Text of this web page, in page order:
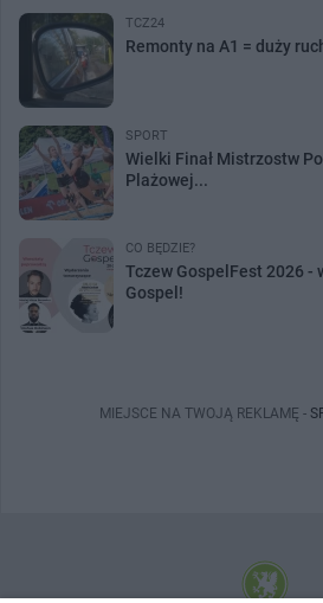
TCZ24
Remonty na A1 = duży
SPORT
Wielki Finał Mistrzostw
Plażowej...
CO BĘDZIE?
Tczew GospelFest 2026
Gospel!
MIEJSCE NA TWOJĄ REKLAMĘ -